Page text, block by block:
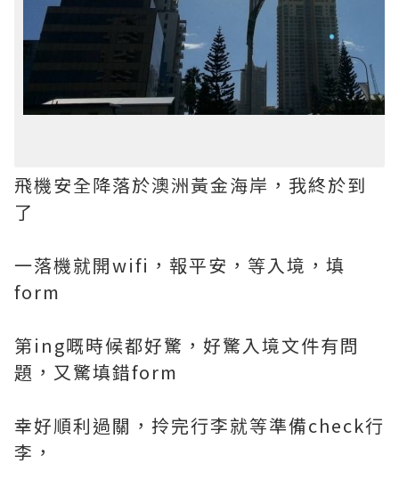
飛機安全降落於澳洲黃金海岸，我終於到
了
一落機就開wifi，報平安，等入境，填
form
第ing嘅時候都好驚，好驚入境文件有問
題，又驚填錯form
幸好順利過關，拎完行李就等準備check行
李，